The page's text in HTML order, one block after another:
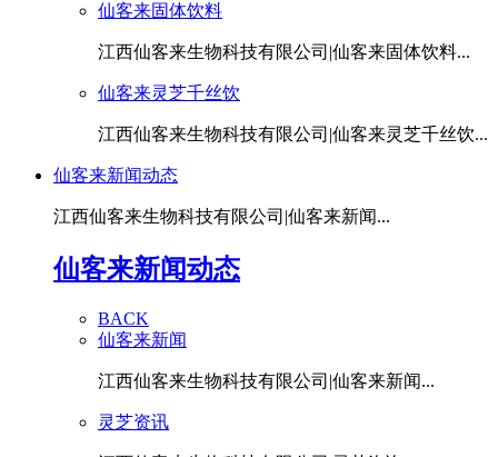
仙客来固体饮料
江西仙客来生物科技有限公司|仙客来固体饮料...
仙客来灵芝千丝饮
江西仙客来生物科技有限公司|仙客来灵芝千丝饮...
仙客来新闻动态
江西仙客来生物科技有限公司|仙客来新闻...
仙客来新闻动态
BACK
仙客来新闻
江西仙客来生物科技有限公司|仙客来新闻...
灵芝资讯